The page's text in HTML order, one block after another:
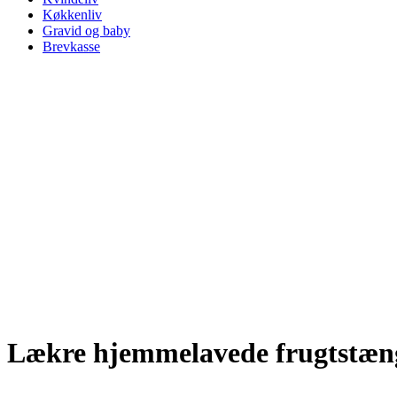
Køkkenliv
Gravid og baby
Brevkasse
Lækre hjemmelavede